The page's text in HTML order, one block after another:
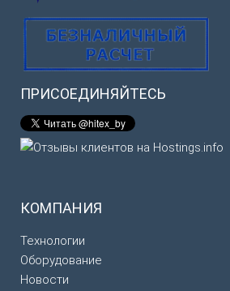
ПРИСОЕДИНЯЙТЕСЬ
КОМПАНИЯ
Технологии
Оборудование
Новости